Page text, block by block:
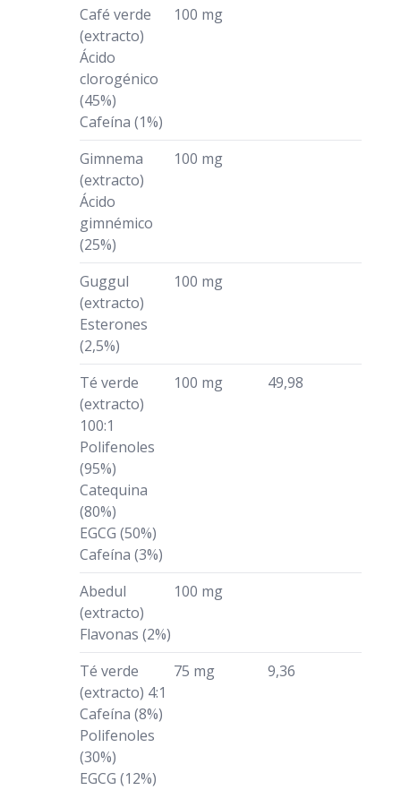
Café verde
(extracto)
Ácido
clorogénico
(45%)
Cafeína (1%)
100 mg
Gimnema
(extracto)
Ácido
gimnémico
(25%)
100 mg
Guggul
(extracto)
Esterones
(2,5%)
100 mg
Té verde
(extracto)
100:1
Polifenoles
(95%)
Catequina
(80%)
EGCG (50%)
Cafeína (3%)
100 mg 49,98
Abedul
(extracto)
Flavonas (2%)
100 mg
Té verde
(extracto) 4:1
Cafeína (8%)
Polifenoles
(30%)
EGCG (12%)
75 mg 9,36